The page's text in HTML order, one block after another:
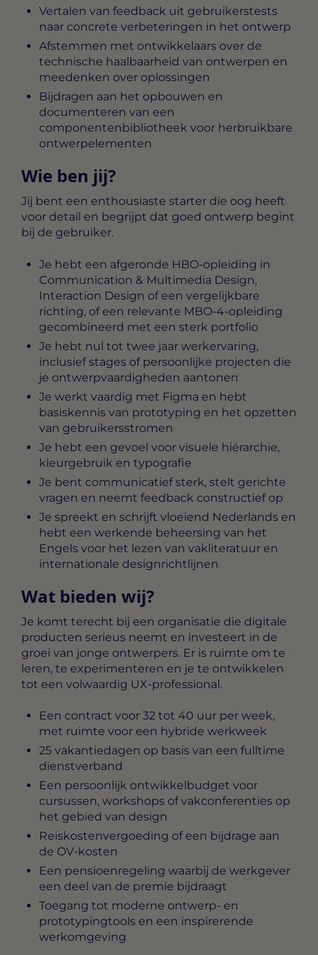
Vertalen van feedback uit gebruikerstests
naar concrete verbeteringen in het ontwerp
Afstemmen met ontwikkelaars over de
technische haalbaarheid van ontwerpen en
meedenken over oplossingen
Bijdragen aan het opbouwen en
documenteren van een
componentenbibliotheek voor herbruikbare
ontwerpelementen
Wie ben jij?
Jij bent een enthousiaste starter die oog heeft
voor detail en begrijpt dat goed ontwerp begint
bij de gebruiker.
Je hebt een afgeronde HBO-opleiding in
Communication & Multimedia Design,
Interaction Design of een vergelijkbare
richting, of een relevante MBO-4-opleiding
gecombineerd met een sterk portfolio
Je hebt nul tot twee jaar werkervaring,
inclusief stages of persoonlijke projecten die
je ontwerpvaardigheden aantonen
Je werkt vaardig met Figma en hebt
basiskennis van prototyping en het opzetten
van gebruikersstromen
Je hebt een gevoel voor visuele hiërarchie,
kleurgebruik en typografie
Je bent communicatief sterk, stelt gerichte
vragen en neemt feedback constructief op
Je spreekt en schrijft vloeiend Nederlands en
hebt een werkende beheersing van het
Engels voor het lezen van vakliteratuur en
internationale designrichtlijnen
Wat bieden wij?
Je komt terecht bij een organisatie die digitale
producten serieus neemt en investeert in de
groei van jonge ontwerpers. Er is ruimte om te
leren, te experimenteren en je te ontwikkelen
tot een volwaardig UX-professional.
Een contract voor 32 tot 40 uur per week,
met ruimte voor een hybride werkweek
25 vakantiedagen op basis van een fulltime
dienstverband
Een persoonlijk ontwikkelbudget voor
cursussen, workshops of vakconferenties op
het gebied van design
Reiskostenvergoeding of een bijdrage aan
de OV-kosten
Een pensioenregeling waarbij de werkgever
een deel van de premie bijdraagt
Toegang tot moderne ontwerp- en
prototypingtools en een inspirerende
werkomgeving